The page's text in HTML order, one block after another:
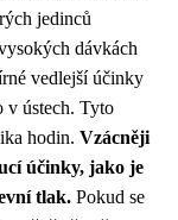
jedinců
dávkách
vedlejší účinky
v ústech. Tyto
hodin. Vzácněji
účinky, jako je
tlak. Pokud se